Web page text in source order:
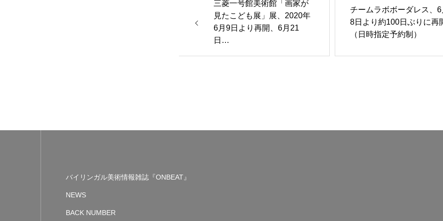
三菱一号館美術館「画家が
見たこども展」展、2020年
6月9日より再開、6月21
日…
チームラボボーダレス、6
8日より約100日ぶりに再
（日時指定予約制）
バイリンガル美術情報雑誌『ONBEAT』
NEWS
BACK NUMBER